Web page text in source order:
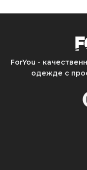
ForYou -
одежде с